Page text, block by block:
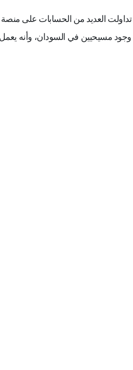
تداولت العديد من الحسابات على
وجود مسيحيين في السودان، وأنه يعمل